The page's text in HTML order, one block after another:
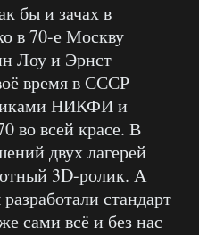
бы и зачах в
в 70-е Москву
Лоу и Эрнст
время в СССР
НИКФИ и
во всей красе. В
двух лагерей
3D-ролик. А
стандарт
сами всё и без нас